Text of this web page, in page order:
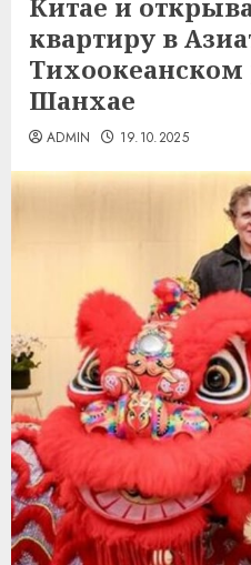
Китае и
квартиру в
Тихоокеанском
Шанхае
ADMIN 19.10.2025